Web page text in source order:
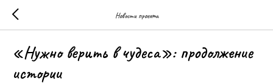
Новости проекта
«Нужно верить в чудеса»: продолжение
истории